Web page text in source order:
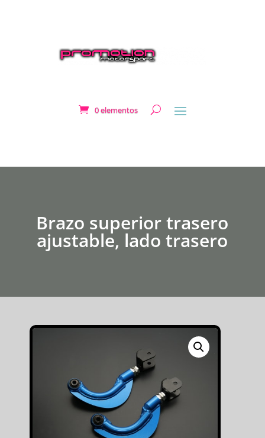
0 elementos
Brazo superior trasero
ajustable, lado trasero